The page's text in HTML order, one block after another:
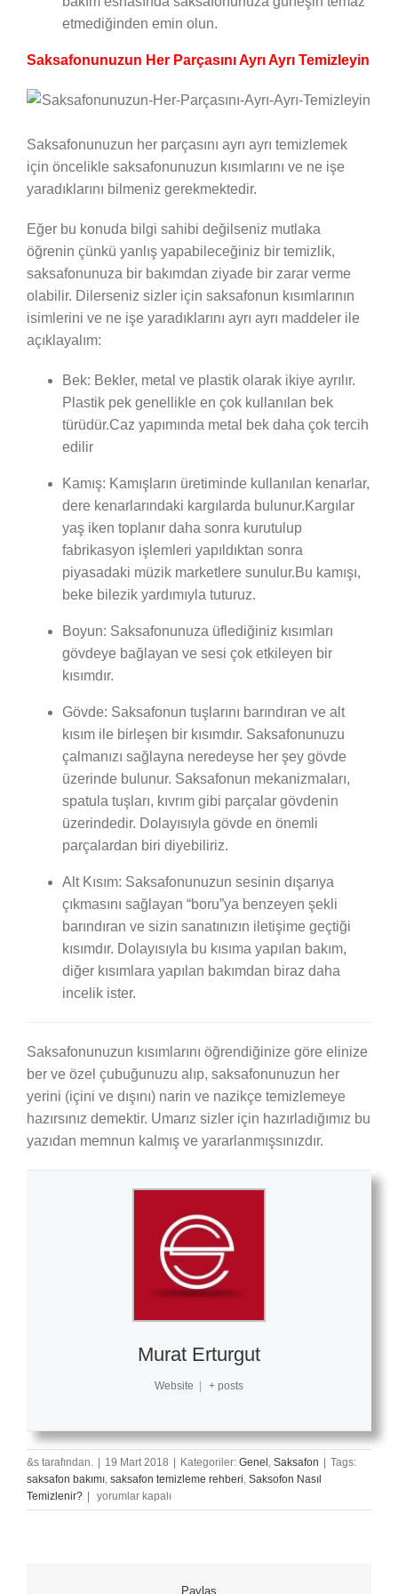
etmediğinden emin olun.
Saksafonunuzun Her Parçasını Ayrı Ayrı Temizleyin
Saksafonunuzun her parçasını ayrı ayrı temizlemek
için öncelikle saksafonunuzun kısımlarını ve ne işe
yaradıklarını bilmeniz gerekmektedir.
Eğer bu konuda bilgi sahibi değilseniz mutlaka
öğrenin çünkü yanlış yapabileceğiniz bir temizlik,
saksafonunuza bir bakımdan ziyade bir zarar verme
olabilir. Dilerseniz sizler için saksafonun kısımlarının
isimlerini ve ne işe yaradıklarını ayrı ayrı maddeler ile
açıklayalım:
Bek: Bekler, metal ve plastik olarak ikiye ayrılır.
Plastik pek genellikle en çok kullanılan bek
türüdür.Caz yapımında metal bek daha çok tercih
edilir
Kamış: Kamışların üretiminde kullanılan kenarlar,
dere kenarlarındaki kargılarda bulunur.Kargılar
yaş iken toplanır daha sonra kurutulup
fabrikasyon işlemleri yapıldıktan sonra
piyasadaki müzik marketlere sunulur.Bu kamışı,
beke bilezik yardımıyla tuturuz.
Boyun: Saksafonunuza üflediğiniz kısımları
gövdeye bağlayan ve sesi çok etkileyen bir
kısımdır.
Gövde: Saksafonun tuşlarını barındıran ve alt
kısım ile birleşen bir kısımdır. Saksafonunuzu
çalmanızı sağlayna neredeyse her şey gövde
üzerinde bulunur. Saksafonun mekanizmaları,
spatula tuşları, kıvrım gibi parçalar gövdenin
üzerindedir. Dolayısıyla gövde en önemli
parçalardan biri diyebiliriz.
Alt Kısım: Saksafonunuzun sesinin dışarıya
çıkmasını sağlayan “boru”ya benzeyen şekli
barındıran ve sizin sanatınızın iletişime geçtiği
kısımdır. Dolayısıyla bu kısıma yapılan bakım,
diğer kısımlara yapılan bakımdan biraz daha
incelik ister.
Saksafonunuzun kısımlarını öğrendiğinize göre elinize
ber ve özel çubuğunuzu alıp, saksafonunuzun her
yerini (içini ve dışını) narin ve nazikçe temizlemeye
hazırsınız demektir. Umarız sizler için hazırladığımız bu
yazıdan memnun kalmış ve yararlanmışsınızdır.
Murat Erturgut
Website + posts
&s tarafından. 19 Mart 2018 Kategoriler: Genel , Saksafon
Tags:
saksafon bakımı, saksafon temizleme rehberi, Saksofon Nasıl
Temizlenir?
Saksafon
Nasıl
yorumlar kapalı
Paylaş